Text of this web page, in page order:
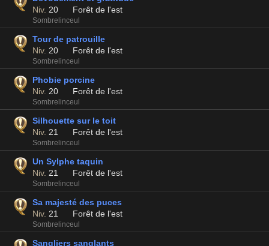
Niv. 20 Forêt de l'est
Sombrelinceul
Tour de patrouille
Niv. 20 Forêt de l'est
Sombrelinceul
Phobie porcine
Niv. 20 Forêt de l'est
Sombrelinceul
Silhouette sur le toit
Niv. 21 Forêt de l'est
Sombrelinceul
Un Sylphe taquin
Niv. 21 Forêt de l'est
Sombrelinceul
Sa majesté des puces
Niv. 21 Forêt de l'est
Sombrelinceul
Sangliers sanglants